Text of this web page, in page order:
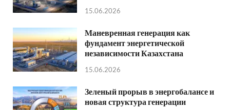
15.06.2026
Маневренная генерация как
фундамент энергетической
независимости Казахстана
15.06.2026
Зеленый прорыв в энергобалансе и
новая структура генерации